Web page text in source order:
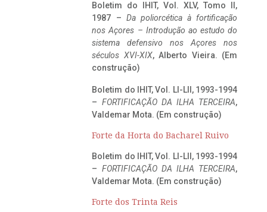
Boletim do IHIT, Vol. XLV, Tomo II,
1987 – Da poliorcética à fortificação
nos Açores – Introdução ao estudo do
sistema defensivo nos Açores nos
séculos XVI-XIX, Alberto Vieira. (Em
construção)
Boletim do IHIT, Vol. LI-LII, 1993-1994
– FORTIFICAÇÃO DA ILHA TERCEIRA,
Valdemar Mota. (Em construção)
Forte da Horta do Bacharel Ruivo
Boletim do IHIT, Vol. LI-LII, 1993-1994
– FORTIFICAÇÃO DA ILHA TERCEIRA,
Valdemar Mota. (Em construção)
Forte dos Trinta Reis